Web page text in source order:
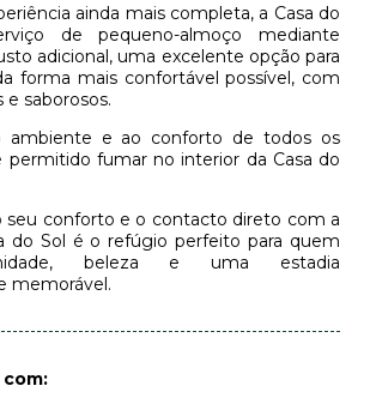
ainda mais completa, a Casa do
de pequeno-almoço mediante
adicional, uma excelente opção para
forma mais confortável possível, com
saborosos.
ambiente e ao conforto de todos os
permitido fumar no interior da Casa do
seu conforto e o contacto direto com a
do Sol é o refúgio perfeito para quem
beleza e uma estadia
memorável.
com: